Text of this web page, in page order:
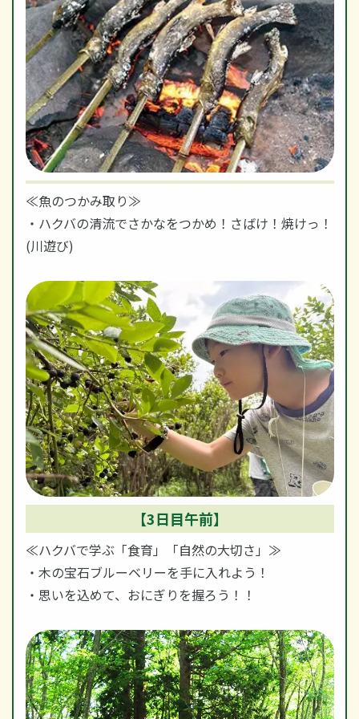
≪魚のつかみ取り≫
・ハクバの清流でさかなをつかめ！さばけ！焼けっ！
(川遊び)
【3日目午前】
≪ハクバで学ぶ「食育」「自然の大切さ」≫
・木の宝石ブルーベリーを手に入れよう！
・思いを込めて、おにぎりを握ろう！！